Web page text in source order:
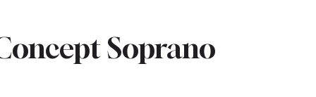
Soprano